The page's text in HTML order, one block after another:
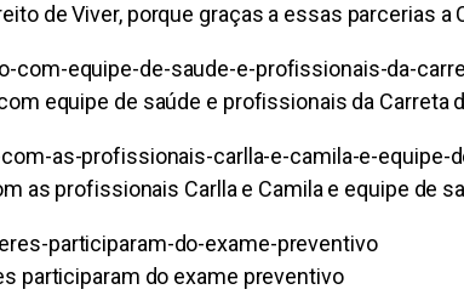
de Viver, porque graças a essas parcerias
equipe de saúde e profissionais da Carreta
as profissionais Carlla e Camila e equipe de
participaram do exame preventivo